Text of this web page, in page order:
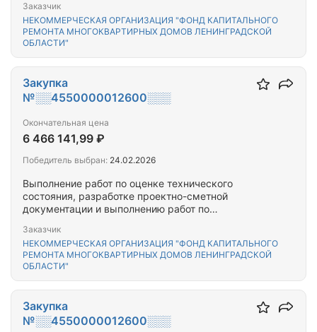
многоквартирного(-ых) дома(-ов),
расположенного(-ых) на территории Выборгского
муниципального района Ленинградской области
Заказчик
НЕКОММЕРЧЕСКАЯ ОРГАНИЗАЦИЯ "ФОНД КАПИТАЛЬНОГО
РЕМОНТА МНОГОКВАРТИРНЫХ ДОМОВ ЛЕНИНГРАДСКОЙ
ОБЛАСТИ"
Выполнение работ по оценке технического
состояния, разработке проектно-сметной
документации и выполнению работ по
многоквартирного(-ых) дома(-ов),
расположенного(-ых) на территории Выборгского
муниципального района Ленинградской области
Заказчик
НЕКОММЕРЧЕСКАЯ ОРГАНИЗАЦИЯ "ФОНД КАПИТАЛЬНОГО
РЕМОНТА МНОГОКВАРТИРНЫХ ДОМОВ ЛЕНИНГРАДСКОЙ
ОБЛАСТИ"
Закупка
№░░4550000012600░░░
Окончательная цена
6 466 141,99 ₽
Победитель выбран: 24.02.2026
Закупка
№░░4550000012600░░░